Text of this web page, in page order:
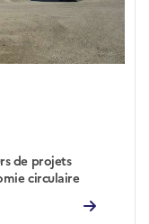
de projets
circulaire